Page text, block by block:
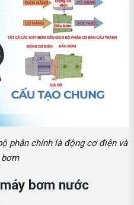
phận chính là động cơ điện và
bơm nước